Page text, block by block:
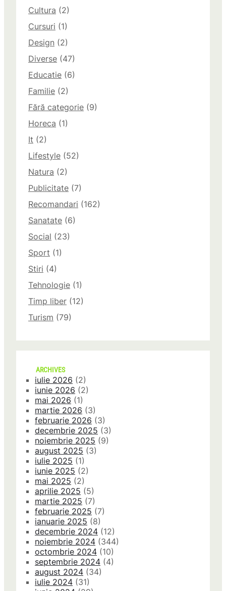
Cultura (2)
Cursuri (1)
Design (2)
Diverse (47)
Educatie (6)
Familie (2)
Fără categorie (9)
Horeca (1)
It (2)
Lifestyle (52)
Natura (2)
Publicitate (7)
Recomandari (162)
Sanatate (6)
Social (23)
Sport (1)
Stiri (4)
Tehnologie (1)
Timp liber (12)
Turism (79)
ARCHIVES
iulie 2026 (2)
iunie 2026 (2)
mai 2026 (1)
martie 2026 (3)
februarie 2026 (3)
decembrie 2025 (3)
noiembrie 2025 (9)
august 2025 (3)
iulie 2025 (1)
iunie 2025 (2)
mai 2025 (2)
aprilie 2025 (5)
martie 2025 (7)
februarie 2025 (7)
ianuarie 2025 (8)
decembrie 2024 (12)
noiembrie 2024 (344)
octombrie 2024 (10)
septembrie 2024 (4)
august 2024 (34)
iulie 2024 (31)